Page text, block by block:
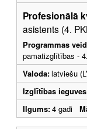
Profesionālā
asistents (4.
Programmas
pamatizglītības -
Valoda:latviešu
Izglītības
Ilgums:4 gadi